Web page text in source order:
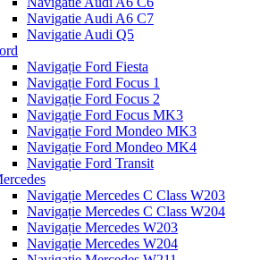
Navigatie Audi A6 C7
Navigatie Audi Q5
Navigație Ford Fiesta
Navigație Ford Focus 1
Navigație Ford Focus 2
Navigație Ford Focus MK3
Navigație Ford Mondeo MK3
Navigație Ford Mondeo MK4
Navigație Ford Transit
Navigație Mercedes C Class W203
Navigație Mercedes C Class W204
Navigație Mercedes W203
Navigație Mercedes W204